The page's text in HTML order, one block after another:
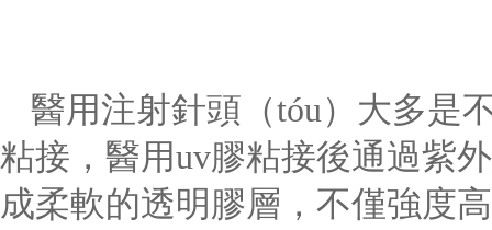
醫用注射針頭（tóu）大多是
粘接， 醫用uv膠粘接後通過紫
成柔軟的透明膠層，不僅強度